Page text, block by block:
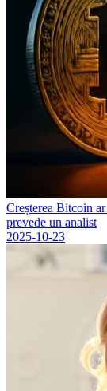
Creșterea Bitcoin
prevede un analist
2025-10-23